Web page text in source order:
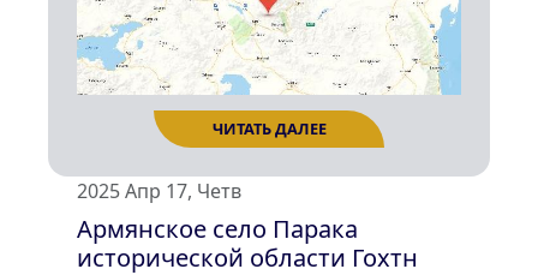
2025 Апр 17, Четв
Армянское село Парака
исторической области Гохтн